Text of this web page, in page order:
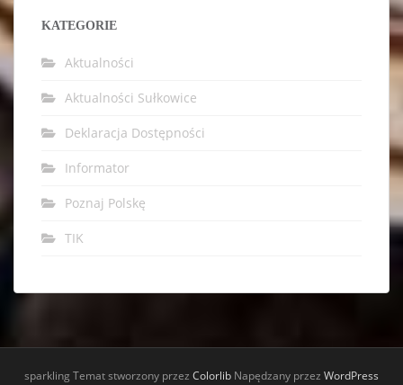
KATEGORIE
Aktualności
Aktualności Sułkowice
Deklaracja Dostępności
Informator
Poznaj Polskę
TIK
sparkling Temat stworzony przez Colorlib Napędzany przez WordPress